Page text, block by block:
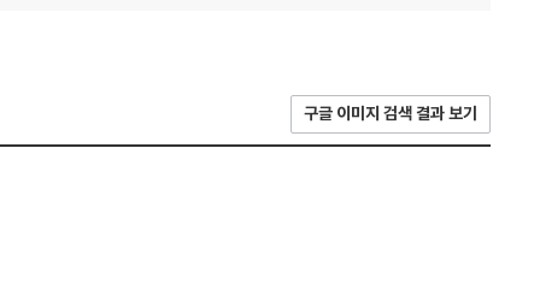
구글 이미지 검색 결과 보기